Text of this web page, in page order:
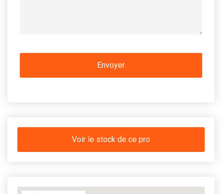
Voir le stock de ce pro